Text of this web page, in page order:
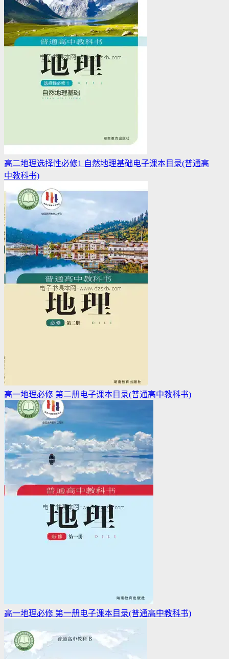
高二地理选择性必修1 自然地理基础电子课本目录(普通高
中教科书)
高一地理必修 第二册电子课本目录(普通高中教科书)
高一地理必修 第一册电子课本目录(普通高中教科书)